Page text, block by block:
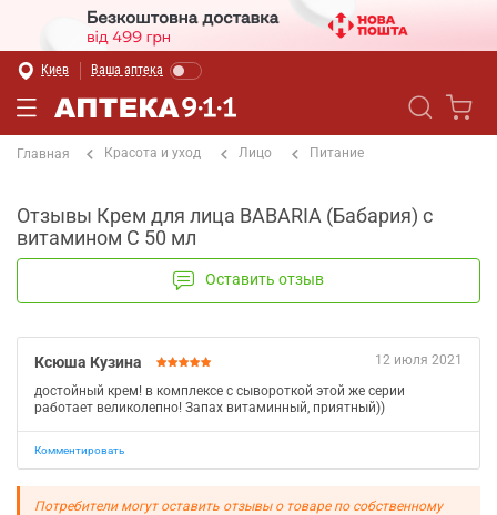
Киев Ваша аптека
Главная Красота и уход Лицо Питание
Отзывы Крем для лица BABARIA (Бабария) с
витамином С 50 мл
Оставить отзыв
12 июля 2021
Ксюша Кузина
достойный крем! в комплексе с сывороткой этой же серии
работает великолепно! Запах витаминный, приятный))
Комментировать
Потребители могут оставить отзывы о товаре по собственному